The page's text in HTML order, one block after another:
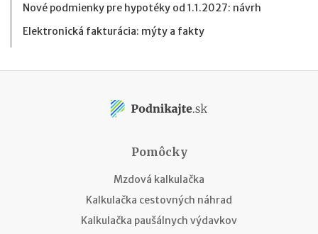
Nové podmienky pre hypotéky od 1.1.2027: návrh
Elektronická fakturácia: mýty a fakty
Pomôcky
Mzdová kalkulačka
Kalkulačka cestovných náhrad
Kalkulačka paušálnych výdavkov